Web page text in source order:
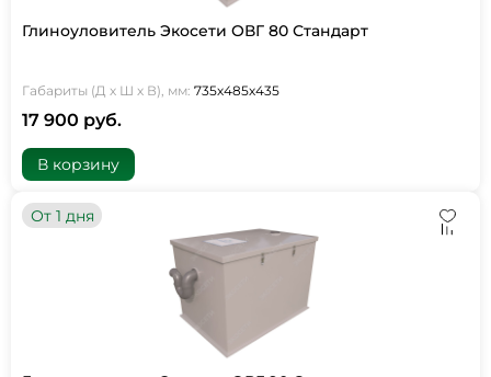
Глиноуловитель Экосети ОВГ 80 Стандарт
Габариты (Д х Ш х В), мм: 735х485х435
17 900 руб.
В корзину
От 1 дня